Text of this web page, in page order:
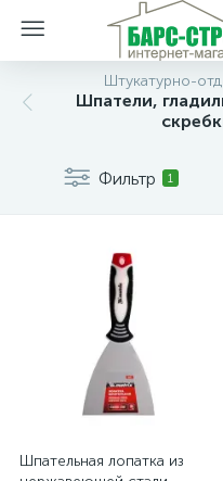
Штукатурно-
Шпатели,
Фильтр 1
Шпательная лопатка из